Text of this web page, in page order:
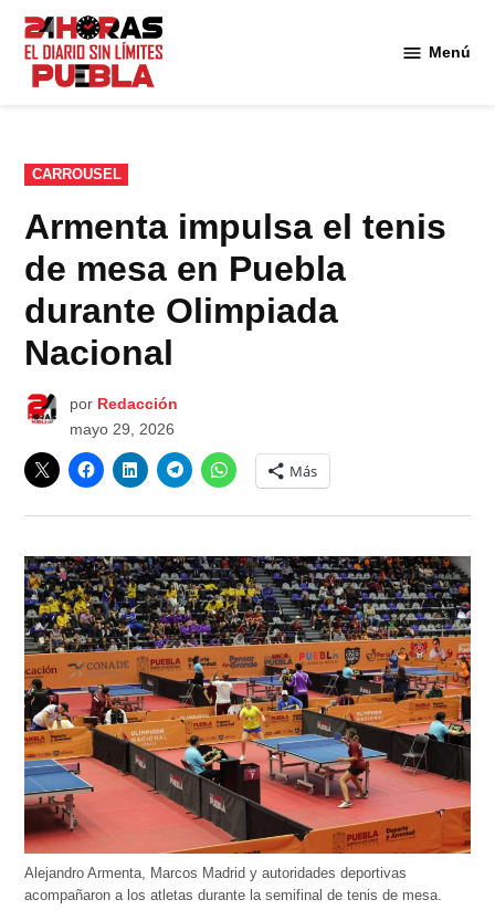
Saltar
contenido
Menú
PUBLICADO
EN
CARROUSEL
Armenta impulsa el tenis
de mesa en Puebla
durante Olimpiada
Nacional
por Redacción
mayo 29, 2026
Más
Alejandro Armenta, Marcos Madrid y autoridades deportivas
acompañaron a los atletas durante la semifinal de tenis de mesa.